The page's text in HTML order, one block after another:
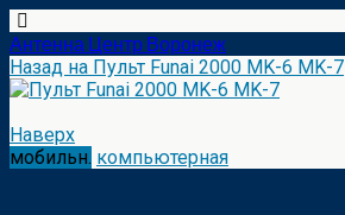
Антенна Центр Воронеж
Назад на Пульт Funai 2000 MK-6 MK-7
Наверх
мобильн. компьютерная